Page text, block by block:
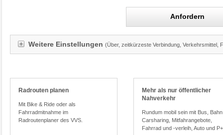
Preisvergleich
Anfordern
Weitere Einstellungen(Über, zeitkürzeste Verbindung, Verkehrsmittel,
Radrouten planen
Mit Bike & Ride oder als
Fahrradmitnahme im
Radroutenplaner des VVS.
Mehr als nur öffentlicher
Nahverkehr
Rundum mobil sein mit Bus,
Carsharing, Mitfahrangebote,
Fahrrad und -verleih, Auto und